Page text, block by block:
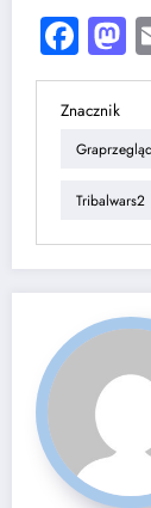
Znacznik
Tribalwars2